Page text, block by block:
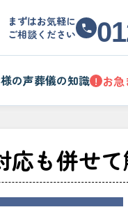
まずはお気軽に
ご相談ください
の声葬儀の知識 ! お
応も併せ